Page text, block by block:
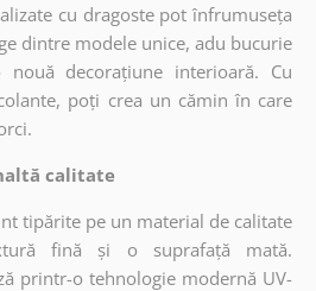
cu dragoste pot înfrumuseța
dintre modele unice, adu bucurie
decorațiune interioară. Cu
poți crea un cămin în care
calitate
tipărite pe un material de calitate
fină și o suprafață mată.
printr-o tehnologie modernă UV-